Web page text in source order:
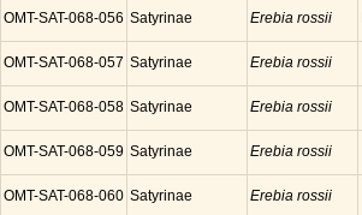
OMT-SAT-068-056 Satyrinae Erebia rossii
OMT-SAT-068-057 Satyrinae Erebia rossii
OMT-SAT-068-058 Satyrinae Erebia rossii
OMT-SAT-068-059 Satyrinae Erebia rossii
OMT-SAT-068-060 Satyrinae Erebia rossii